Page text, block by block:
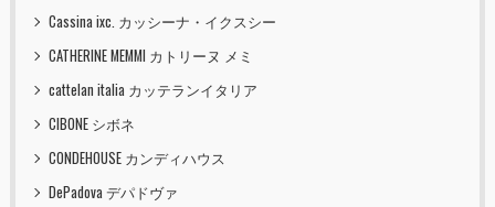
Cassina ixc. カッシーナ・イクスシー
CATHERINE MEMMI カトリーヌ メミ
cattelan italia カッテランイタリア
CIBONE シボネ
CONDEHOUSE カンディハウス
DePadova デパドヴァ